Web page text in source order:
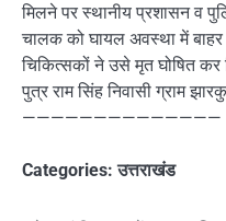
मिलने पर स्थानीय प्रशासन व
चालक को घायल अवस्था में
चिकित्सकों ने उसे मृत घोषित
पुत्र राम सिंह निवासी ग्राम
——————————————
Categories:उत्तराखंड